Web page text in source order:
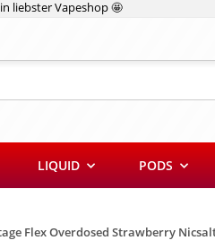
liebster Vapeshop 🤩
LIQUID PODS
Flex Overdosed Strawberry